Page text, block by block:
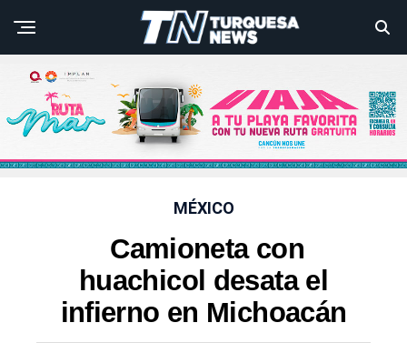
MÉXICO
Camioneta con
huachicol desata el
infierno en Michoacán